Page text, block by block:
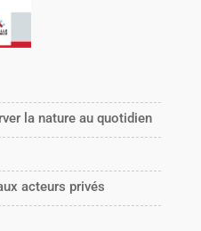
la nature au quotidien
acteurs privés